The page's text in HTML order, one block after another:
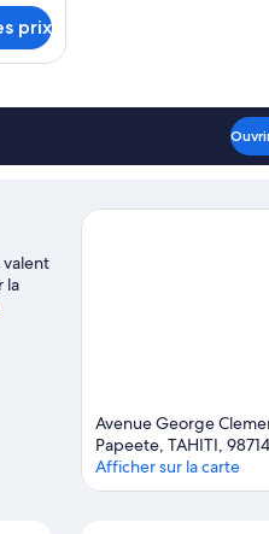
prix
valent
la
Avenue George
Papeete, TAHITI, 98714
Afficher sur la carte